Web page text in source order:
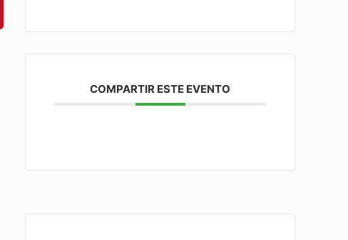
COMPARTIR ESTE EVENTO